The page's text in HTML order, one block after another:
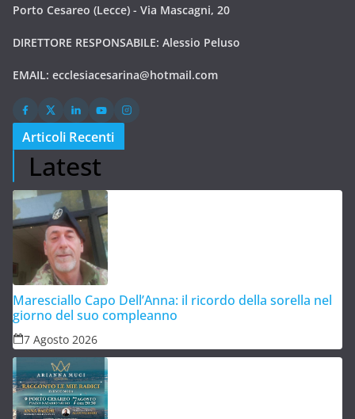
Porto Cesareo (Lecce) - Via Mascagni, 20
DIRETTORE RESPONSABILE: Alessio Peluso
EMAIL: ecclesiacesarina@hotmail.com
Articoli Recenti
Latest
Maresciallo Capo Dell’Anna: il ricordo della sorella nel
giorno del suo compleanno
7 Agosto 2026